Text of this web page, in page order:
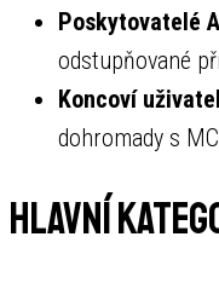
Poskytovatelé
odstupňované
Koncoví
dohromady s
Hlavní